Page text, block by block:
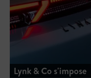
Lynk & Co s'impose